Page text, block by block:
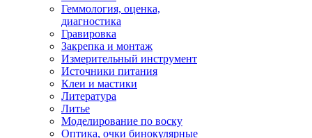
Геммология, оценка,
диагностика
Гравировка
Закрепка и монтаж
Измерительный инструмент
Источники питания
Клеи и мастики
Литература
Литье
Моделирование по воску
Оптика, очки бинокулярные